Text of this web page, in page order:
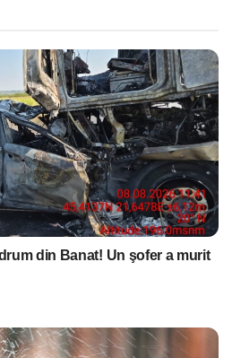
din Banat! Un şofer a murit